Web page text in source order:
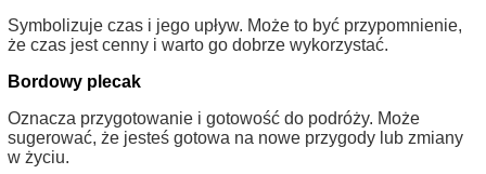
Symbolizuje czas i jego upływ. Może to być przypomnienie,
że czas jest cenny i warto go dobrze wykorzystać.
Bordowy plecak
Oznacza przygotowanie i gotowość do podróży. Może
sugerować, że jesteś gotowa na nowe przygody lub zmiany
w życiu.